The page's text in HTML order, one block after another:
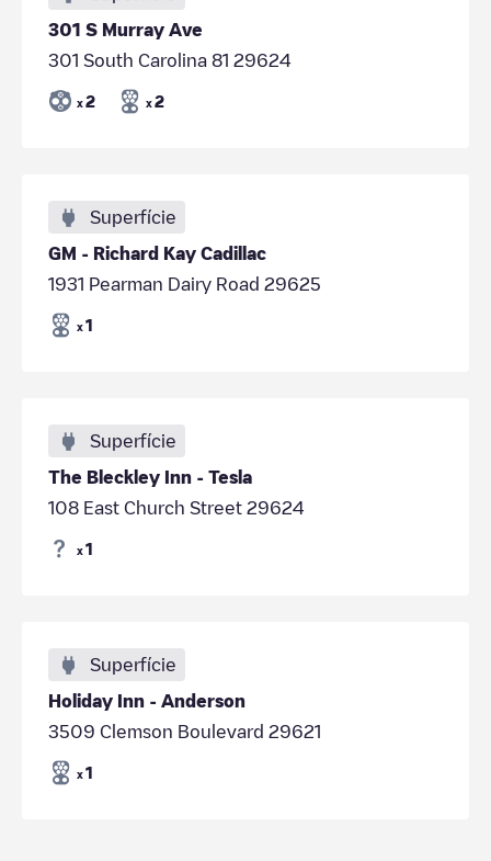
301 S Murray Ave
301 South Carolina 81 29624
x 2 x 2
Superfície
GM - Richard Kay Cadillac
1931 Pearman Dairy Road 29625
x 1
Superfície
The Bleckley Inn - Tesla
108 East Church Street 29624
x 1
Superfície
Holiday Inn - Anderson
3509 Clemson Boulevard 29621
x 1